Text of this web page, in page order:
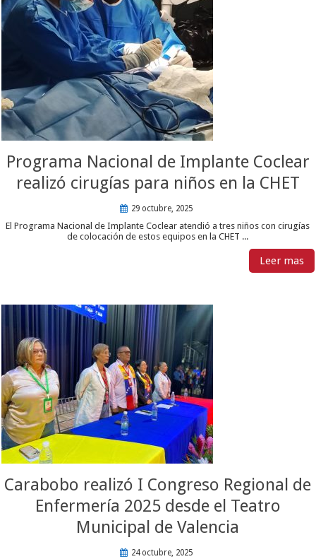
Programa Nacional de Implante Coclear
realizó cirugías para niños en la CHET
29 octubre, 2025
El Programa Nacional de Implante Coclear atendió a tres niños con cirugías
de colocación de estos equipos en la CHET ...
Leer mas
Carabobo realizó I Congreso Regional de
Enfermería 2025 desde el Teatro
Municipal de Valencia
24 octubre, 2025